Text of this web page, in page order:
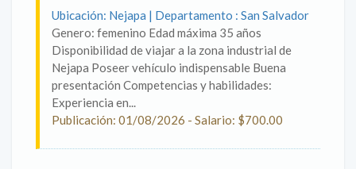
Ubicación: Nejapa | Departamento : San Salvador
Genero: femenino Edad máxima 35 años
Disponibilidad de viajar a la zona industrial de
Nejapa Poseer vehículo indispensable Buena
presentación Competencias y habilidades:
Experiencia en...
Publicación: 01/08/2026 - Salario: $700.00